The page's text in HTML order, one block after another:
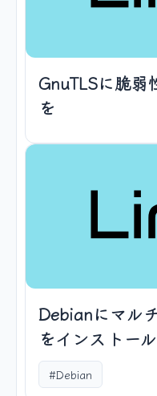
GnuTLSに脆
を
Debianにマル
をインストー
#Debian